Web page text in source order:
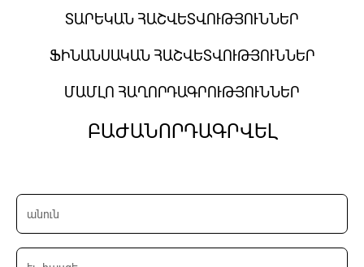
ՏԱՐԵԿԱՆ ՀԱՇՎԵՏՎՈՒԹՅՈՒՆՆԵՐ
ՖԻՆԱՆՍԱԿԱՆ ՀԱՇՎԵՏՎՈՒԹՅՈՒՆՆԵՐ
ՄԱՄԼՈ ՀԱՂՈՐԴԱԳՐՈՒԹՅՈՒՆՆԵՐ
ԲԱԺԱՆՈՐԴԱԳՐՎԵԼ